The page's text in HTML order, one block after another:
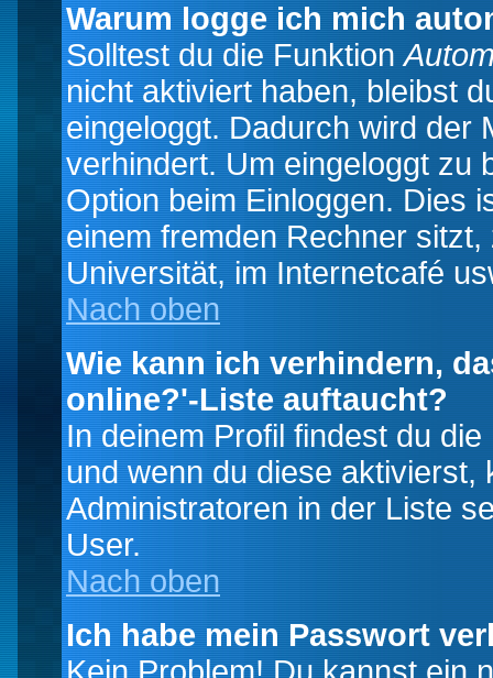
Warum logge ich mich
Solltest du die Funktion
nicht aktiviert haben, bleibst
eingeloggt. Dadurch wird der
verhindert. Um eingeloggt zu
Option beim Einloggen. Dies
einem fremden Rechner
Universität, im Internetcafé
Nach oben
Wie kann ich verhindern,
online?'-Liste auftaucht?
In deinem Profil findest du
und wenn du diese aktivierst,
Administratoren in der Liste
User.
Nach oben
Ich habe mein Passwort